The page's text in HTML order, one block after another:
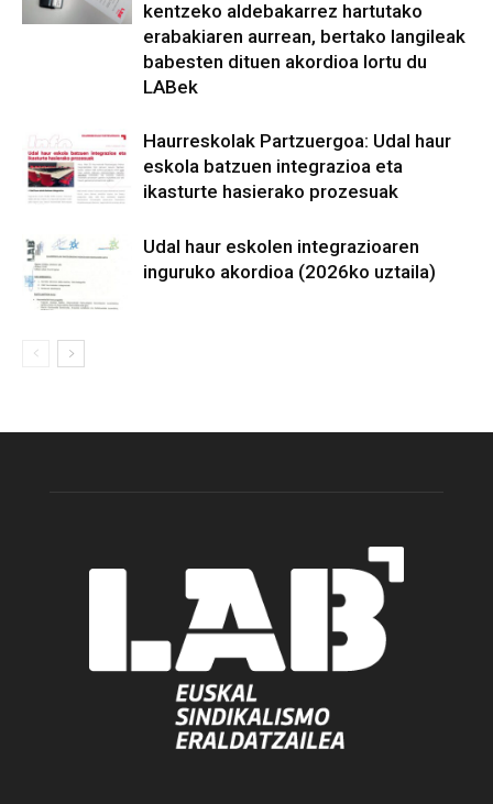
kentzeko aldebakarrez hartutako
erabakiaren aurrean, bertako langileak
babesten dituen akordioa lortu du
LABek
Haurreskolak Partzuergoa: Udal haur
eskola batzuen integrazioa eta
ikasturte hasierako prozesuak
Udal haur eskolen integrazioaren
inguruko akordioa (2026ko uztaila)